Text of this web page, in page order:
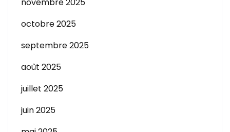
octobre 2025
septembre 2025
août 2025
juillet 2025
juin 2025